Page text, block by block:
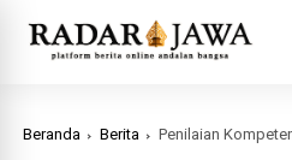
Beranda Berita Penilaian Kompetensi Pegawai